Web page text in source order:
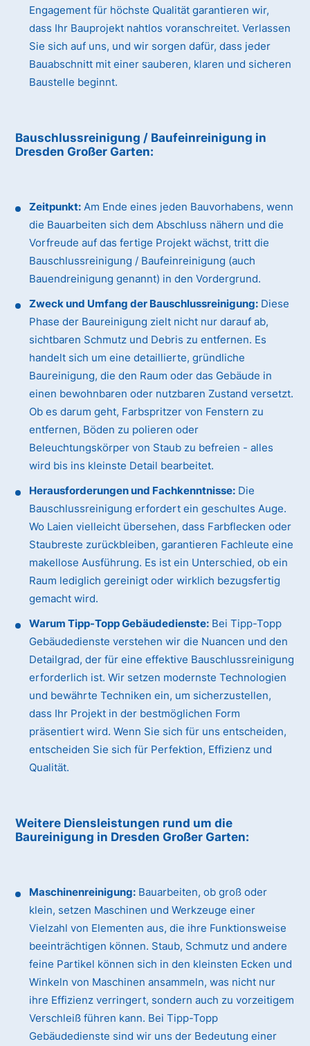
Engagement für höchste Qualität garantieren wir,
dass Ihr Bauprojekt nahtlos voranschreitet. Verlassen
Sie sich auf uns, und wir sorgen dafür, dass jeder
Bauabschnitt mit einer sauberen, klaren und sicheren
Baustelle beginnt.
Bauschlussreinigung / Baufeinreinigung in
Dresden Großer Garten:
Zeitpunkt: Am Ende eines jeden Bauvorhabens, wenn
die Bauarbeiten sich dem Abschluss nähern und die
Vorfreude auf das fertige Projekt wächst, tritt die
Bauschlussreinigung / Baufeinreinigung (auch
Bauendreinigung genannt) in den Vordergrund.
Zweck und Umfang der Bauschlussreinigung: Diese
Phase der Baureinigung zielt nicht nur darauf ab,
sichtbaren Schmutz und Debris zu entfernen. Es
handelt sich um eine detaillierte, gründliche
Baureinigung, die den Raum oder das Gebäude in
einen bewohnbaren oder nutzbaren Zustand versetzt.
Ob es darum geht, Farbspritzer von Fenstern zu
entfernen, Böden zu polieren oder
Beleuchtungskörper von Staub zu befreien - alles
wird bis ins kleinste Detail bearbeitet.
Herausforderungen und Fachkenntnisse: Die
Bauschlussreinigung erfordert ein geschultes Auge.
Wo Laien vielleicht übersehen, dass Farbflecken oder
Staubreste zurückbleiben, garantieren Fachleute eine
makellose Ausführung. Es ist ein Unterschied, ob ein
Raum lediglich gereinigt oder wirklich bezugsfertig
gemacht wird.
Warum Tipp-Topp Gebäudedienste: Bei Tipp-Topp
Gebäudedienste verstehen wir die Nuancen und den
Detailgrad, der für eine effektive Bauschlussreinigung
erforderlich ist. Wir setzen modernste Technologien
und bewährte Techniken ein, um sicherzustellen,
dass Ihr Projekt in der bestmöglichen Form
präsentiert wird. Wenn Sie sich für uns entscheiden,
entscheiden Sie sich für Perfektion, Effizienz und
Qualität.
Weitere Diensleistungen rund um die
Baureinigung in Dresden Großer Garten:
Maschinenreinigung: Bauarbeiten, ob groß oder
klein, setzen Maschinen und Werkzeuge einer
Vielzahl von Elementen aus, die ihre Funktionsweise
beeinträchtigen können. Staub, Schmutz und andere
feine Partikel können sich in den kleinsten Ecken und
Winkeln von Maschinen ansammeln, was nicht nur
ihre Effizienz verringert, sondern auch zu vorzeitigem
Verschleiß führen kann. Bei Tipp-Topp
Gebäudedienste sind wir uns der Bedeutung einer